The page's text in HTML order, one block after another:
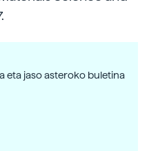
eta jaso asteroko buletina